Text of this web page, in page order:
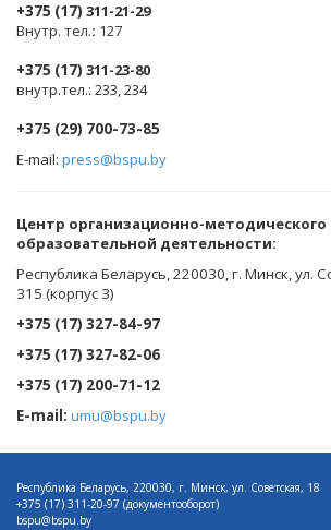
+375 (17) 311-21-29
Внутр. тел.: 127
+375 (17) 311-23-80
внутр.тел.: 233, 234
+375 (29) 700-73-85
E-mail: press@bspu.by
Центр организационно-методического
образовательной деятельности:
Республика Беларусь, 220030, г. Минск, ул.
315 (корпус 3)
+375 (17) 327-84-97
+375 (17) 327-82-06
+375 (17) 200-71-12
E-mail: umu@bspu.by
Республика Беларусь, 220030, г. Минск, ул. Советская, 18
+375 (17) 311-20-97 (документооборот)
bspu@bspu.by